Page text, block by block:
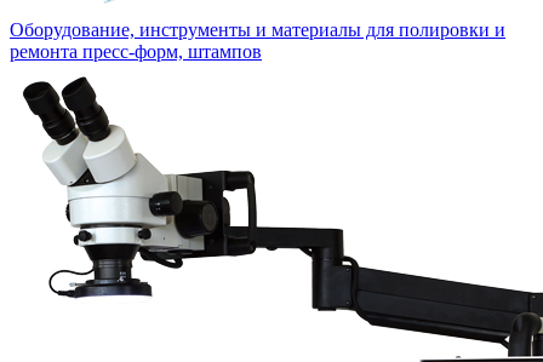
Оборудование, инструменты и материалы для полировки и
ремонта пресс-форм, штампов